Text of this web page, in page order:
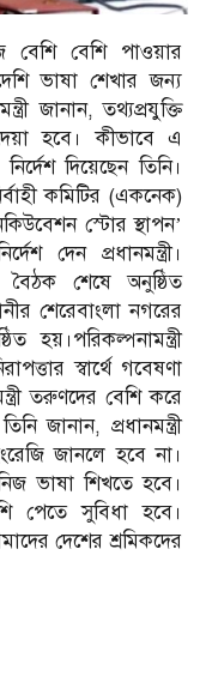
বেশি বেশি পাওয়ার
ভাষা শেখার জন্য
জানান, তথ্যপ্রযুক্তি
হবে। কীভাবে এ
দিয়েছেন তিনি।
কমিটির (একনেক)
স্টোর স্থাপন’
দেন প্রধানমন্ত্রী।
বৈঠক শেষে অনুষ্ঠিত
শেরেবাংলা নগরের
হয়।পরিকল্পনামন্ত্রী
স্বার্থে গবেষণা
তরুণদের বেশি করে
জানান, প্রধানমন্ত্রী
জানলে হবে না।
ভাষা শিখতে হবে।
পেতে সুবিধা হবে।
দেশের শ্রমিকদের